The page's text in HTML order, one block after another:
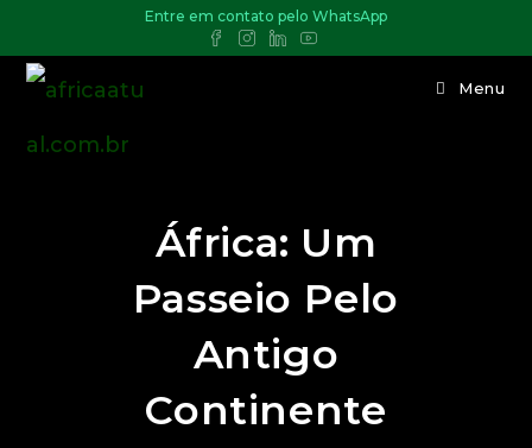
Entre em contato pelo WhatsApp
Menu
África: Um
Passeio Pelo
Antigo
Continente